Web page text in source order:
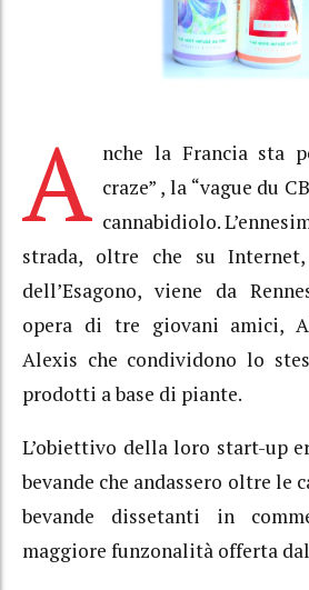
A nche la Francia sta
craze” , la “vague du
cannabidiolo.
strada, oltre che su
dell’Esagono, viene da
opera di tre giovani amici,
Alexis che condividono lo
prodotti a base di piante.
L’obiettivo della loro start-up
bevande che andassero oltre le
bevande dissetanti in
maggiore funzonalità offerta